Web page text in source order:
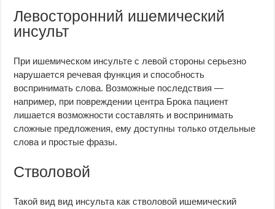
Левосторонний ишемический
инсульт
При ишемическом инсульте с левой стороны серьезно
нарушается речевая функция и способность
воспринимать слова. Возможные последствия —
например, при повреждении центра Брока пациент
лишается возможности составлять и воспринимать
сложные предложения, ему доступны только отдельные
слова и простые фразы.
Стволовой
Такой вид вид инсульта как стволовой ишемический